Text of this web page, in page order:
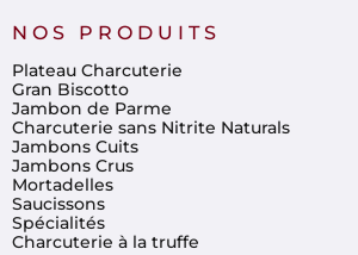
NOS PRODUITS
Plateau Charcuterie
Gran Biscotto
Jambon de Parme
Charcuterie sans Nitrite Naturals
Jambons Cuits
Jambons Crus
Mortadelles
Saucissons
Spécialités
Charcuterie à la truffe